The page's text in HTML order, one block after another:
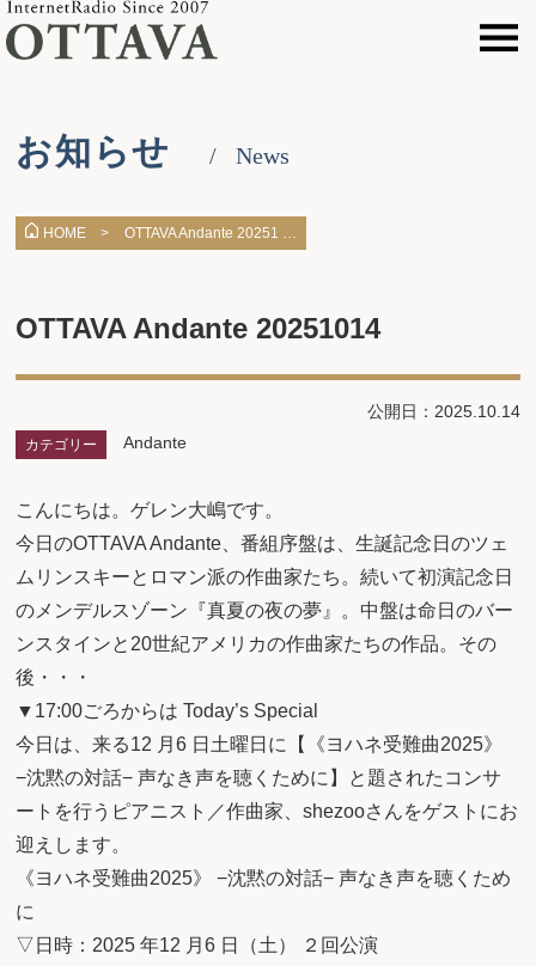
お知らせ News
HOME > OTTAVA Andante 20251 …
OTTAVA Andante 20251014
公開日：2025.10.14
カテゴリー Andante
こんにちは。ゲレン大嶋です。
今日のOTTAVA Andante、番組序盤は、生誕記念日のツェ
ムリンスキーとロマン派の作曲家たち。続いて初演記念日
のメンデルスゾーン『真夏の夜の夢』。中盤は命日のバー
ンスタインと20世紀アメリカの作曲家たちの作品。その
後・・・
▼17:00ごろからは Today’s Special
今日は、来る12 月6 日土曜日に【《ヨハネ受難曲2025》
−沈黙の対話− 声なき声を聴くために】と題されたコンサ
ートを行うピアニスト／作曲家、shezooさんをゲストにお
迎えします。
《ヨハネ受難曲2025》 −沈黙の対話− 声なき声を聴くため
に
▽日時：2025 年12 月6 日（土） ２回公演